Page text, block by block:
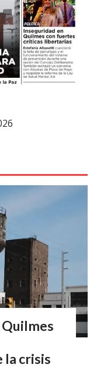
la crisis